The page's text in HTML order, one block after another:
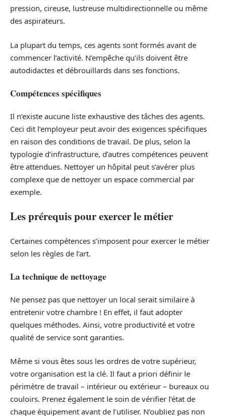
pression, cireuse, lustreuse multidirectionnelle ou même
des aspirateurs.
La plupart du temps, ces agents sont formés avant de
commencer l’activité. N’empêche qu’ils doivent être
autodidactes et débrouillards dans ses fonctions.
Compétences spécifiques
Il n’existe aucune liste exhaustive des tâches des agents.
Ceci dit l’employeur peut avoir des exigences spécifiques
en raison des conditions de travail. De plus, selon la
typologie d’infrastructure, d’autres compétences peuvent
être attendues. Nettoyer un hôpital peut s’avérer plus
complexe que de nettoyer un espace commercial par
exemple.
Les prérequis pour exercer le métier
Certaines compétences s’imposent pour exercer le métier
selon les règles de l’art.
La technique de nettoyage
Ne pensez pas que nettoyer un local serait similaire à
entretenir votre chambre ! En effet, il faut adopter
quelques méthodes. Ainsi, votre productivité et votre
qualité de service sont garanties.
Même si vous êtes sous les ordres de votre supérieur,
votre organisation est la clé. Il faut a priori définir le
périmètre de travail – intérieur ou extérieur – bureaux ou
couloirs. Prenez également le soin de vérifier l’état de
chaque équipement avant de l’utiliser. N’oubliez pas non